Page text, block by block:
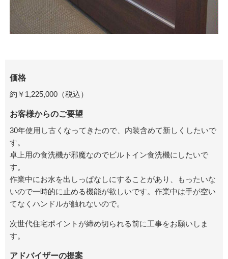
価格
約￥1,225,000（税込）
お客様からのご要望
30年使用し古くなってきたので、内装含めて新しくしたいで
す。
卓上用の食洗機が邪魔なのでビルトイン食洗機にしたいで
す。
作業中にお水を出しっぱなしにすることがあり、もったいな
いので一時的に止める機能が欲しいです。作業中は手が空い
てなくハンドルが触れないので。
次世代住宅ポイントが締め切られる前に工事をお願いしま
す。
アドバイザーの提案